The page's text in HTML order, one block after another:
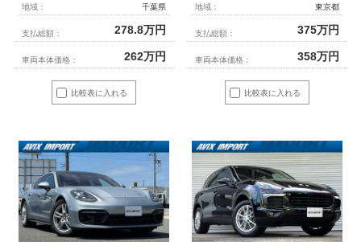
比較表に入れる
地域： 千葉県
支払総額： 278.8万円
車両本体価格： 262万円
比較表に入れる
地域： 東京都
支払総額： 375万円
車両本体価格： 358万円